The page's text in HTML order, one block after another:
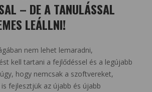
– DE A TANULÁSSAL
LEÁLLNI!
nem lehet lemaradni,
kell tartani a fejlődéssel és a legújabb
hogy nemcsak a szoftvereket,
fejlesztjük az újabb és újabb